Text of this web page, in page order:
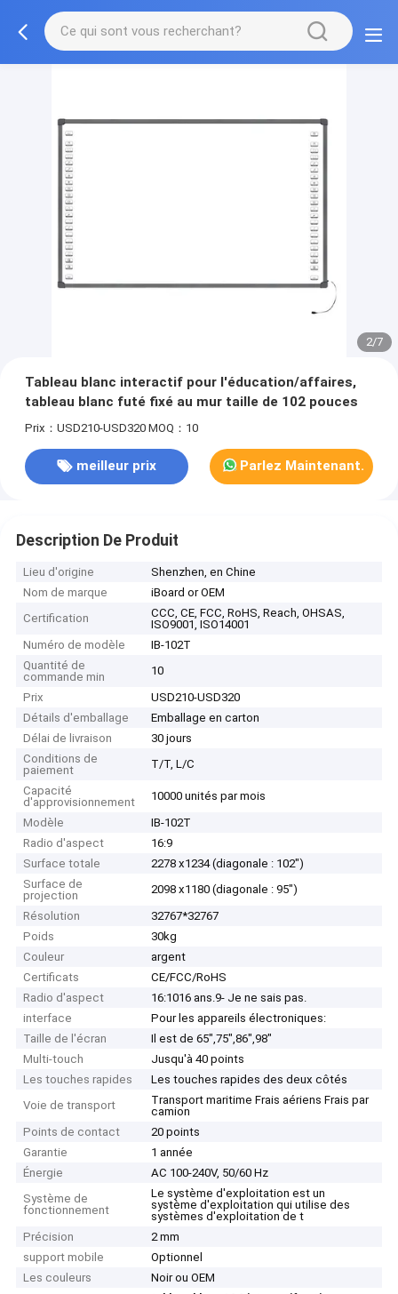
2/7
Tableau blanc interactif pour l'éducation/affaires,
tableau blanc futé fixé au mur taille de 102 pouces
Prix：USD210-USD320 MOQ：10
meilleur prix Parlez Maintenant.
Description De Produit
Lieu d'origine
Shenzhen, en Chine
Nom de marque
iBoard or OEM
Certification
CCC, CE, FCC, RoHS, Reach, OHSAS,
ISO9001, ISO14001
Numéro de modèle
IB-102T
Quantité de
commande min
10
Prix
USD210-USD320
Détails d'emballage
Emballage en carton
Délai de livraison
30 jours
Conditions de
paiement
T/T, L/C
Capacité
d'approvisionnement
10000 unités par mois
Modèle
IB-102T
Radio d'aspect
16:9
Surface totale
2278 x1234 (diagonale : 102")
Surface de
projection
2098 x1180 (diagonale : 95")
Résolution
32767*32767
Poids
30kg
Couleur
argent
Certificats
CE/FCC/RoHS
Radio d'aspect
16:1016 ans.9- Je ne sais pas.
interface
Pour les appareils électroniques:
Taille de l'écran
Il est de 65",75",86",98"
Multi-touch
Jusqu'à 40 points
Les touches rapides
Les touches rapides des deux côtés
Voie de transport
Transport maritime Frais aériens Frais par
camion
Points de contact
20 points
Garantie
1 année
Énergie
AC 100-240V, 50/60 Hz
Système de
fonctionnement
Le système d'exploitation est un
système d'exploitation qui utilise des
systèmes d'exploitation de t
Précision
2 mm
support mobile
Optionnel
Les couleurs
Noir ou OEM